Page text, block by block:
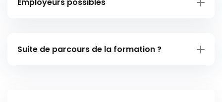
plus ou moins important
Suite de parcours de la formation ?